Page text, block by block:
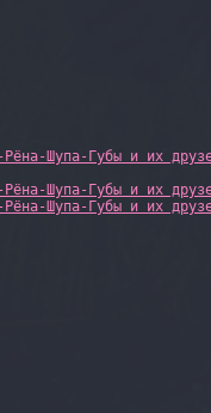
Рёна-Шупа-Губы и их
Рёна-Шупа-Губы и их
Рёна-Шупа-Губы и их